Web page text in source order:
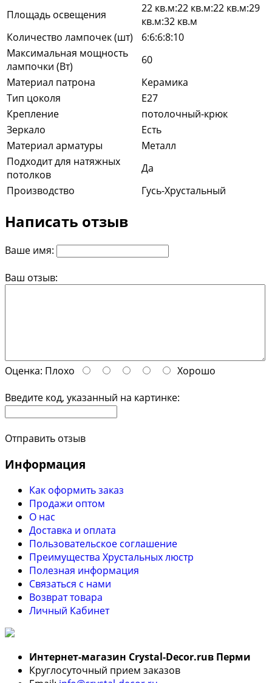
Площадь освещения
22 кв.м:22 кв.м:22 кв.м:29
кв.м:32 кв.м
Количество лампочек (шт)
6:6:6:8:10
Максимальная мощность
лампочки (Вт)
60
Материал патрона
Керамика
Тип цоколя
E27
Крепление
потолочный-крюк
Зеркало
Есть
Материал арматуры
Металл
Подходит для натяжных
потолков
Да
Производство
Гусь-Хрустальный
Написать отзыв
Ваше имя:
Ваш отзыв:
Оценка: Плохо
Хорошо
Введите код, указанный на картинке:
Отправить отзыв
Информация
Как оформить заказ
Продажи оптом
О нас
Доставка и оплата
Пользовательское соглашение
Преимущества Хрустальных люстр
Полезная информация
Связаться с нами
Возврат товара
Личный Кабинет
Интернет-магазин Crystal-Decor.ruв Перми
Круглосуточный прием заказов